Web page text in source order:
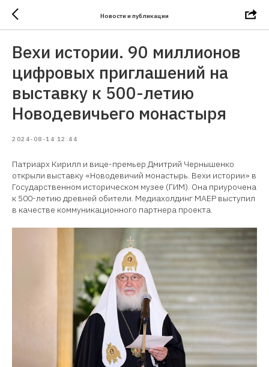
Новости и публикации
Вехи истории. 90 миллионов
цифровых приглашений на
выставку к 500-летию
Новодевичьего монастыря
2024-08-14 12:44
Патриарх Кирилл и вице-премьер Дмитрий Чернышенко
открыли выставку «Новодевичий монастырь. Вехи истории» в
Государственном историческом музее (ГИМ). Она приурочена
к 500-летию древней обители. Медиахолдинг МАЕР выступил
в качестве коммуникационного партнера проекта.